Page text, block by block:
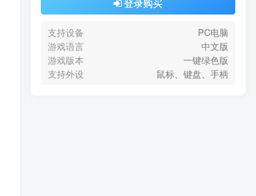
支持设备
PC电脑
游戏语言
中文版
游戏版本
一键绿色版
支持外设
鼠标、键盘、手柄